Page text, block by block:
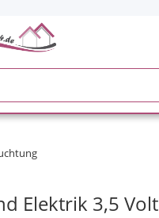
Elektrik 3,5 Volt